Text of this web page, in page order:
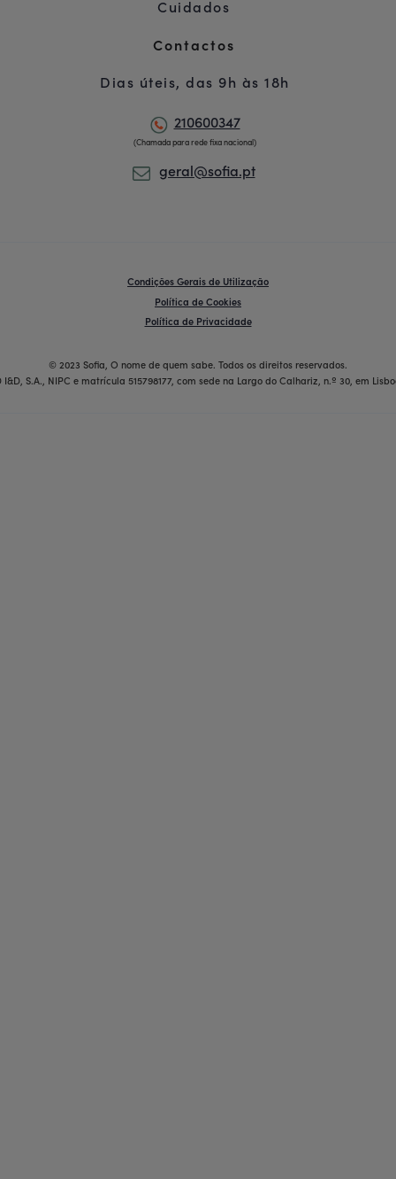
Cuidados
Contactos
Dias úteis, das 9h às 18h
210600347
(Chamada para rede fixa nacional)
geral@sofia.pt
Condições Gerais de Utilização
Política de Cookies
Política de Privacidade
© 2023 Sofia, O nome de quem sabe. Todos os direitos reservados.
S.A., NIPC e matrícula 515798177, com sede na Largo do Calhariz, n.º 30, em